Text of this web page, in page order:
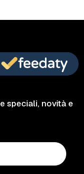
speciali, novità e